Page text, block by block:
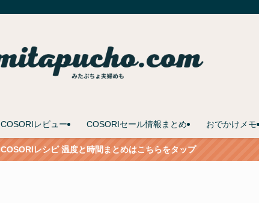
COSORIレビュー COSORIセール情報まとめ おでかけメモ
COSORIレシピ 温度と時間まとめはこちらをタップ